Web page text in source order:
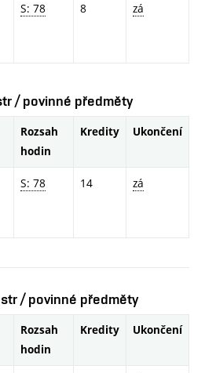
S: 78 8 zá
/ povinné předměty
Rozsah
hodin
Kredity Ukončení
S: 78 14 zá
/ povinné předměty
Rozsah
hodin
Kredity Ukončení